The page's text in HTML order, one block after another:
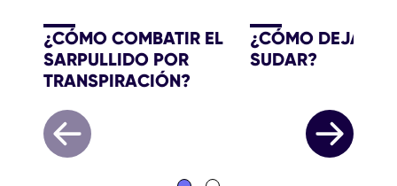
¿CÓMO COMBATIR EL
SARPULLIDO POR
TRANSPIRACIÓN?
¿CÓMO DEJAR
SUDAR?